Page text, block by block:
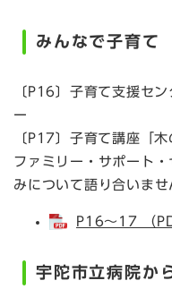
みんなで子育て
〔P16〕子育て支援セ
ー
〔P17〕子育て講座「
ファミリー・サポート
みについて語り合いませ
P16～17 （
宇陀市立病院か